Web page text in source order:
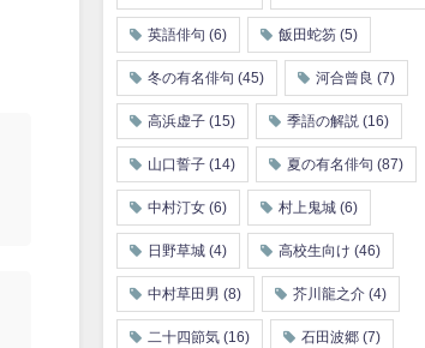
英語俳句 (6) 飯田蛇笏 (5)
冬の有名俳句 (45) 河合曾良 (7)
高浜虚子 (15) 季語の解説 (16)
山口誓子 (14) 夏の有名俳句 (87)
中村汀女 (6) 村上鬼城 (6)
日野草城 (4) 高校生向け (46)
中村草田男 (8) 芥川龍之介 (4)
二十四節気 (16) 石田波郷 (7)